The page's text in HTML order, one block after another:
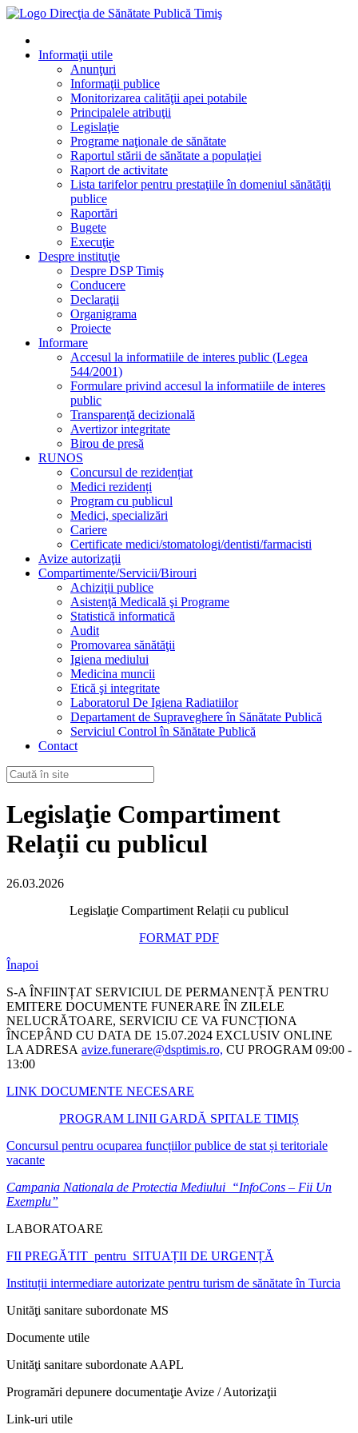
Informaţii utile
Anunţuri
Informaţii publice
Monitorizarea calităţii apei potabile
Principalele atribuţii
Legislaţie
Programe naţionale de sănătate
Raportul stării de sănătate a populaţiei
Raport de activitate
Lista tarifelor pentru prestaţiile în domeniul sănătăţii
publice
Raportări
Bugete
Execuţie
Despre instituţie
Despre DSP Timiş
Conducere
Declaraţii
Organigrama
Proiecte
Informare
Accesul la informatiile de interes public (Legea
544/2001)
Formulare privind accesul la informatiile de interes
public
Transparenţă decizională
Avertizor integritate
Birou de presă
RUNOS
Concursul de rezidențiat
Medici rezidenți
Program cu publicul
Medici, specializări
Cariere
Certificate medici/stomatologi/dentisti/farmacisti
Avize autorizaţii
Compartimente/Servicii/Birouri
Achiziţii publice
Asistenţă Medicală şi Programe
Statistică informatică
Audit
Promovarea sănătăţii
Igiena mediului
Medicina muncii
Etică şi integritate
Laboratorul De Igiena Radiatiilor
Departament de Supraveghere în Sănătate Publică
Serviciul Control în Sănătate Publică
Contact
Legislaţie Compartiment
Relații cu publicul
26.03.2026
Legislaţie Compartiment Relații cu publicul
FORMAT PDF
Înapoi
S-A ÎNFIINȚAT SERVICIUL DE PERMANENȚĂ PENTRU
EMITERE DOCUMENTE FUNERARE ÎN ZILELE
NELUCRĂTOARE, SERVICIU CE VA FUNCȚIONA
ÎNCEPÂND CU DATA DE 15.07.2024 EXCLUSIV ONLINE
LA ADRESA avize.funerare@dsptimis.ro, CU PROGRAM 09:00 -
13:00
LINK DOCUMENTE NECESARE
PROGRAM LINII GARDĂ SPITALE TIMIȘ
Concursul pentru ocuparea funcțiilor publice de stat și teritoriale
vacante
Campania Nationala de Protectia Mediului “InfoCons – Fii Un
Exemplu”
LABORATOARE
FII PREGĂTIT pentru SITUAȚII DE URGENȚĂ
Instituții intermediare autorizate pentru turism de sănătate în Turcia
Unităţi sanitare subordonate MS
Documente utile
Unităţi sanitare subordonate AAPL
Programări depunere documentaţie Avize / Autorizaţii
Link-uri utile